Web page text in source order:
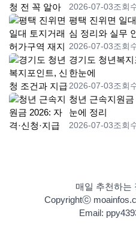
2026-07-03조회
평택 진위면 일
심 정리와 실무
2026-07-03조회
경기도 청년복
한눈에
2026-07-03조회
청년 근속지원금
눈에 정리
2026-07-03조회
매일 추천하는
Copyrightⓒ
Email: